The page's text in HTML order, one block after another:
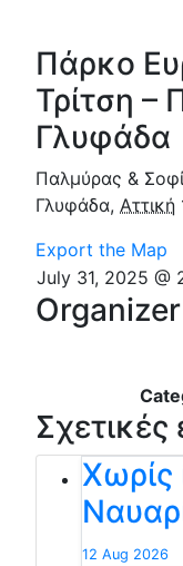
Πάρκο
Τρίτση –
Γλυφάδα
Παλμύρας &
Γλυφάδα, Αττική
Export the Map
July 31, 2025 @
Organizer
Χωρίς
12 Aug 2026